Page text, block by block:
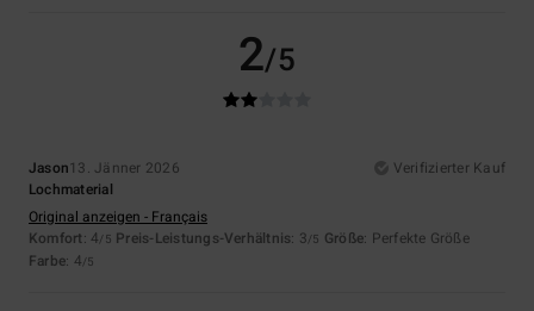
2/5
Jason13. Jänner 2026
Verifizierter Kauf
Lochmaterial
Original anzeigen - Français
Komfort: 4/5 Preis-Leistungs-Verhältnis: 3/5 Größe: Perfekte Größe
Farbe: 4/5